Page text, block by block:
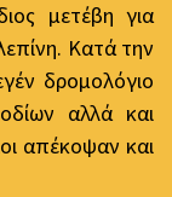
μετέβη για
Κατά την
δρομολόγιο
αλλά και
απέκοψαν και